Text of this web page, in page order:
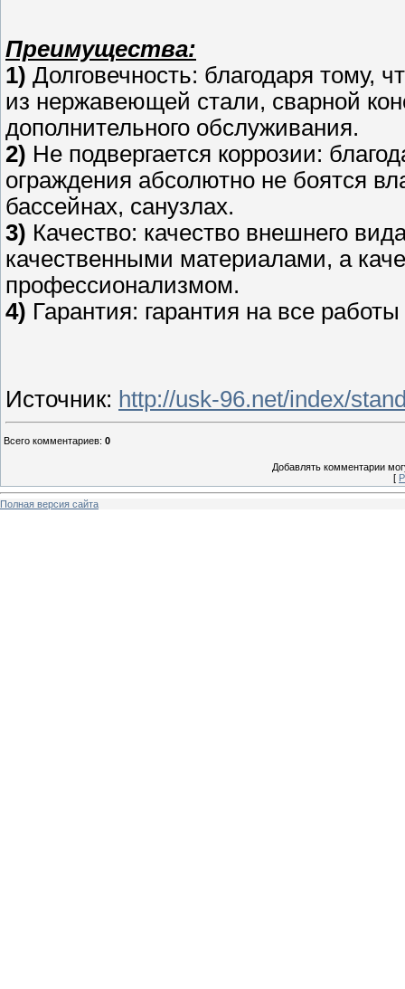
Преимущества:
1) Долговечность: благодаря тому,
из нержавеющей стали, сварной
дополнительного обслуживания.
2) Не подвергается коррозии:
ограждения абсолютно не боятся
бассейнах, санузлах.
3) Качество: качество внешнего
качественными материалами, а
профессионализмом.
4) Гарантия: гарантия на все
Источник: http://usk-96.net/index/
Всего комментариев: 0
Добавлять комментарии
[
Полная версия сайта